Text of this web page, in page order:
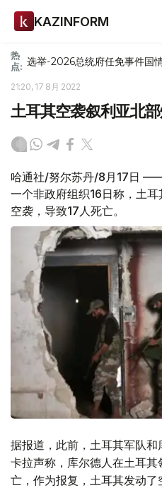
KAZINFORM
热
点: 选举-2026总统府任免事件国
21:20, 17 8月 2022
土耳其空袭叙利亚北
哈通社/努尔苏丹/8月17日
一个非政府组织16日称，土
空袭，导致17人死亡。
据报道，此前，土耳其军队
卡拉声称，库尔德人在土耳
亡，作为报复，土耳其发动了